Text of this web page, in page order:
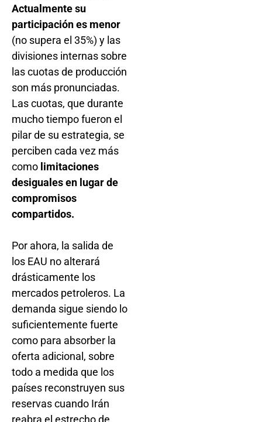
Actualmente su
participación es menor
(no supera el 35%) y las
divisiones internas sobre
las cuotas de producción
son más pronunciadas.
Las cuotas, que durante
mucho tiempo fueron el
pilar de su estrategia, se
perciben cada vez más
como limitaciones
desiguales en lugar de
compromisos
compartidos.
Por ahora, la salida de
los EAU no alterará
drásticamente los
mercados petroleros. La
demanda sigue siendo lo
suficientemente fuerte
como para absorber la
oferta adicional, sobre
todo a medida que los
países reconstruyen sus
reservas cuando Irán
reabra el estrecho de